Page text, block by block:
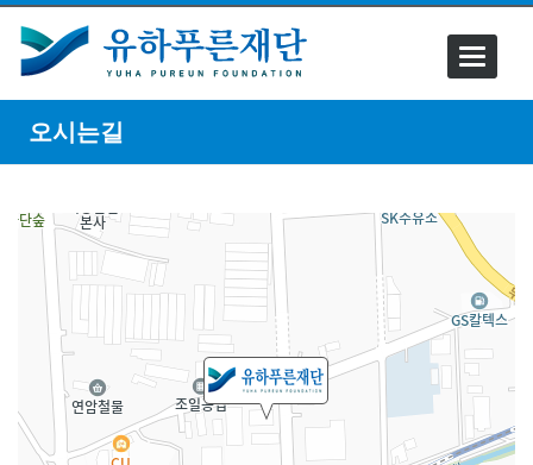
Toggle
오시는길